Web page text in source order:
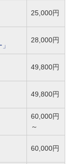
25,000円
28,000円
49,800円
49,800円
60,000円
～
60,000円